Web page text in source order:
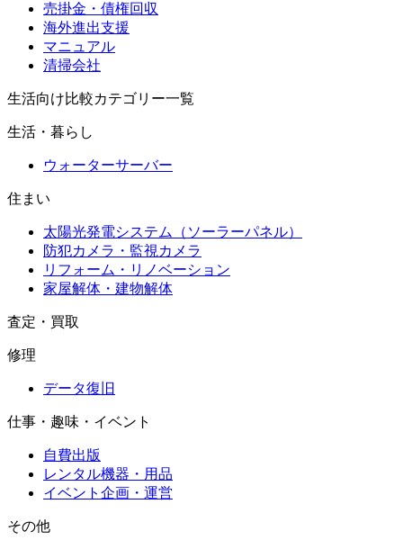
売掛金・債権回収
海外進出支援
マニュアル
清掃会社
生活向け比較カテゴリー一覧
生活・暮らし
ウォーターサーバー
住まい
太陽光発電システム（ソーラーパネル）
防犯カメラ・監視カメラ
リフォーム・リノベーション
家屋解体・建物解体
査定・買取
修理
データ復旧
仕事・趣味・イベント
自費出版
レンタル機器・用品
イベント企画・運営
その他